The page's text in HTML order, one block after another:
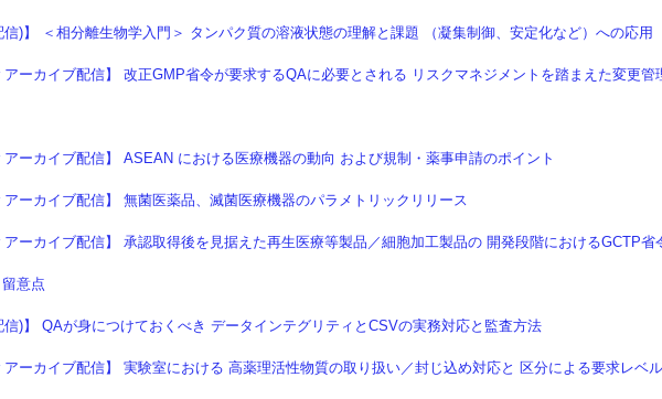
信)】 ＜相分離生物学入門＞ タンパク質の溶液状態の理解と課題 （凝集制御、安定化など）への応用
アーカイブ配信】 改正GMP省令が要求するQAに必要とされる リスクマネジメントを踏まえた変更管
アーカイブ配信】 ASEAN における医療機器の動向 および規制・薬事申請のポイント
アーカイブ配信】 無菌医薬品、滅菌医療機器のパラメトリックリリース
アーカイブ配信】 承認取得後を見据えた再生医療等製品／細胞加工製品の 開発段階におけるGCTP省
意点
信)】 QAが身につけておくべき データインテグリティとCSVの実務対応と監査方法
アーカイブ配信】 実験室における 高薬理活性物質の取り扱い／封じ込め対応と 区分による要求レベル